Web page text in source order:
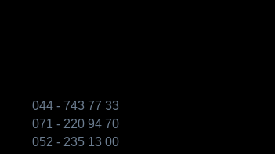
044 - 743 77 33
071 - 220 94 70
052 - 235 13 00